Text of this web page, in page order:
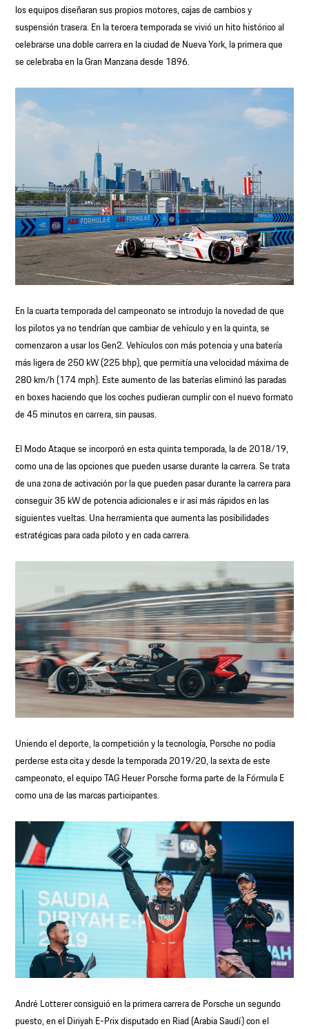
los equipos diseñaran sus propios motores, cajas de cambios y
suspensión trasera. En la tercera temporada se vivió un hito histórico al
celebrarse una doble carrera en la ciudad de Nueva York, la primera que
se celebraba en la Gran Manzana desde 1896.
En la cuarta temporada del campeonato se introdujo la novedad de que
los pilotos ya no tendrían que cambiar de vehículo y en la quinta, se
comenzaron a usar los Gen2. Vehículos con más potencia y una batería
más ligera de 250 kW (225 bhp), que permitía una velocidad máxima de
280 km/h (174 mph). Este aumento de las baterías eliminó las paradas
en boxes haciendo que los coches pudieran cumplir con el nuevo formato
de 45 minutos en carrera, sin pausas.
El Modo Ataque se incorporó en esta quinta temporada, la de 2018/19,
como una de las opciones que pueden usarse durante la carrera. Se trata
de una zona de activación por la que pueden pasar durante la carrera para
conseguir 35 kW de potencia adicionales e ir así más rápidos en las
siguientes vueltas. Una herramienta que aumenta las posibilidades
estratégicas para cada piloto y en cada carrera.
Uniendo el deporte, la competición y la tecnología, Porsche no podía
perderse esta cita y desde la temporada 2019/20, la sexta de este
campeonato, el equipo TAG Heuer Porsche forma parte de la Fórmula E
como una de las marcas participantes.
André Lotterer consiguió en la primera carrera de Porsche un segundo
puesto, en el Diriyah E-Prix disputado en Riad (Arabia Saudí) con el